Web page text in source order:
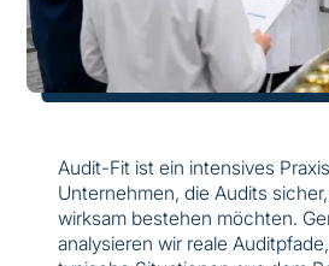
Audit-Fit ist ein intensives
Unternehmen, die Audits
wirksam bestehen möchten.
analysieren wir reale